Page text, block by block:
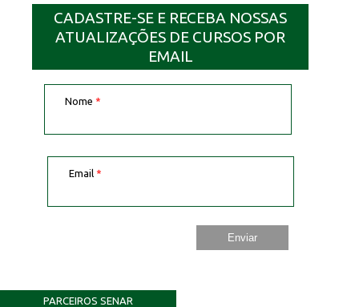
CADASTRE-SE E RECEBA NOSSAS
ATUALIZAÇÕES DE CURSOS POR
EMAIL
Nome *
Email *
PARCEIROS SENAR